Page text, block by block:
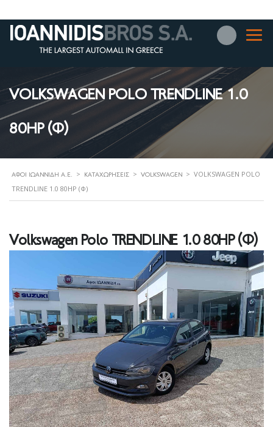
VOLKSWAGEN POLO TRENDLINE 1.0
80HP (Φ)
ΑΦΟΊ ΙΩΑΝΝΊΔΗ Α.Ε. > ΚΑΤΑΧΩΡΉΣΕΙΣ > VOLKSWAGEN > VOLKSWAGEN POLO
TRENDLINE 1.0 80HP (Φ)
Volkswagen Polo TRENDLINE 1.0 80HP (Φ)